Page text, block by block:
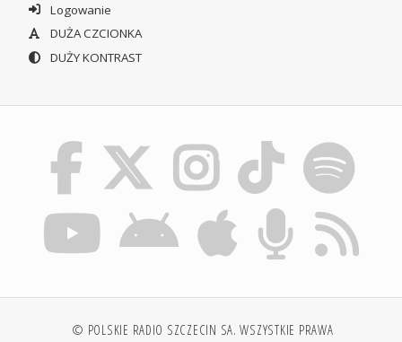
Logowanie
DUŻA CZCIONKA
DUŻY KONTRAST
© POLSKIE RADIO SZCZECIN SA. WSZYSTKIE PRAWA